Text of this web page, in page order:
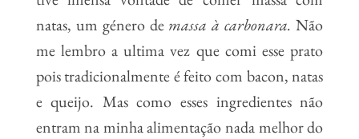
natas, um género de massa à carbonara.Não
me lembro a ultima vez que comi esse prato
pois tradicionalmente é feito com bacon, natas
e queijo. Mas como esses ingredientes não
entram na minha alimentação nada melhor do